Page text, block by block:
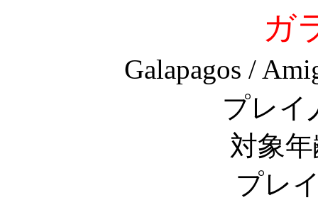
ガ
Galapagos /
プレイ
対象
プレ